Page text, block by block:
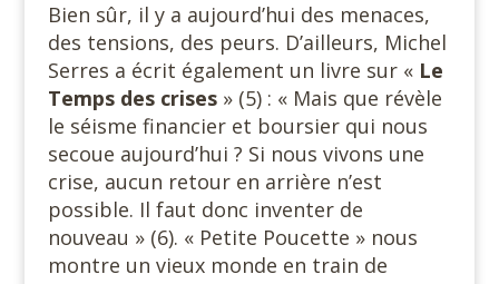
Bien sûr, il y a aujourd’hui des menaces,
des tensions, des peurs. D’ailleurs, Michel
Serres a écrit également un livre sur « Le
Temps des crises » (5) : « Mais que révèle
le séisme financier et boursier qui nous
secoue aujourd’hui ? Si nous vivons une
crise, aucun retour en arrière n’est
possible. Il faut donc inventer de
nouveau » (6). « Petite Poucette » nous
montre un vieux monde en train de